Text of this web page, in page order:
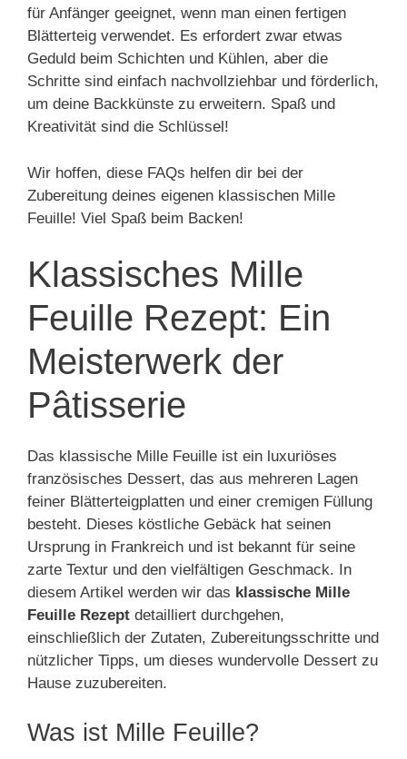
für Anfänger geeignet, wenn man einen fertigen
Blätterteig verwendet. Es erfordert zwar etwas
Geduld beim Schichten und Kühlen, aber die
Schritte sind einfach nachvollziehbar und förderlich,
um deine Backkünste zu erweitern. Spaß und
Kreativität sind die Schlüssel!
Wir hoffen, diese FAQs helfen dir bei der
Zubereitung deines eigenen klassischen Mille
Feuille! Viel Spaß beim Backen!
Klassisches Mille
Feuille Rezept: Ein
Meisterwerk der
Pâtisserie
Das klassische Mille Feuille ist ein luxuriöses
französisches Dessert, das aus mehreren Lagen
feiner Blätterteigplatten und einer cremigen Füllung
besteht. Dieses köstliche Gebäck hat seinen
Ursprung in Frankreich und ist bekannt für seine
zarte Textur und den vielfältigen Geschmack. In
diesem Artikel werden wir das klassische Mille
Feuille Rezept detailliert durchgehen,
einschließlich der Zutaten, Zubereitungsschritte und
nützlicher Tipps, um dieses wundervolle Dessert zu
Hause zuzubereiten.
Was ist Mille Feuille?